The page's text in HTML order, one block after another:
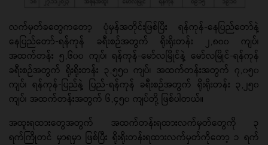
လက်မှတ်ခတွေကတော့ ပုံမှန်အတိုင်းဖြစ်ပြီး ရန်ကုန်-နေပြည်တော်နဲ့
နေပြည်တော်-ရန်ကုန် ခရီးစဉ်အတွက် ရိုးရိုးတန်း ၂,၈၀၀ ကျပ်၊
အထက်တန်း ၅,၆၀၀ ကျပ်၊ ရန်ကုန်-မော်လမြိုင်နဲ့ မော်လမြိုင်-ရန်ကုန်
ခရီးစဉ်အတွက် ရိုးရိုးတန်း ၃,၅၅၀ ကျပ်၊ အထက်တန်းအတွက် ၇,၀၅၀
ကျပ်၊ ရန်ကုန်-ပြည်နဲ့ ပြည်-ရန်ကုန် ခရီးစဉ်အတွက် ရိုးရိုးတန်း ၃,၂၅၀
ကျပ်၊ အထက်တန်းအတွက် ၆,၄၅၀ ကျပ်တို့ ဖြစ်ပါတယ်။
အထူးရထားတွေအတွက် အထက်တန်းရထားလက်မှတ်တွေကို ၃
ရက်ကြိုတင် မှာရမှာ ဖြစ်ပြီး ရိုးရိုးတန်းရထားလက်မှ‌တ်ကိုတော့ ၁ ရက်